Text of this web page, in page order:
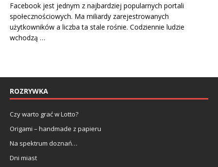
Facebook jest jednym z najbardziej popularnych portali
społecznościowych. Ma miliardy zarejestrowanych
użytkowników a liczba ta stale rośnie. Codziennie ludzie
wchodzą …
ROZRYWKA
Czy warto grać w Lotto?
Origami – handmade z papieru
Na spektrum doznań…
Dni miast